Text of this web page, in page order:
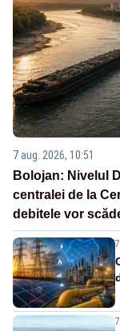
7 aug. 2026, 10:51
Bolojan: Nivelul
centralei de la
debitele vor